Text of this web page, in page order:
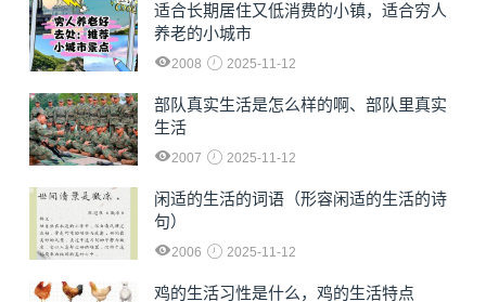
适合长期居住又低消费的小镇，适合穷人
养老的小城市
2008 2025-11-12
部队真实生活是怎么样的啊、部队里真实
生活
2007 2025-11-12
闲适的生活的词语（形容闲适的生活的诗
句）
2006 2025-11-12
鸡的生活习性是什么，鸡的生活特点